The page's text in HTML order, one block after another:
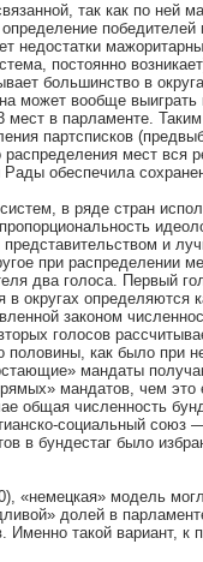
так как по ней
недостатки
постоянно
большинство в
может вообще
в парламенте.
партсписков
мест вся
обеспечила
в ряде стран
и
при
два голоса. Первый
в округах
законом
голосов
половины, как было при
мандаты
мандатов, чем
общая численность
социальный союз
в бундестаг было
«немецкая» модель
долей в
такой вариант, к